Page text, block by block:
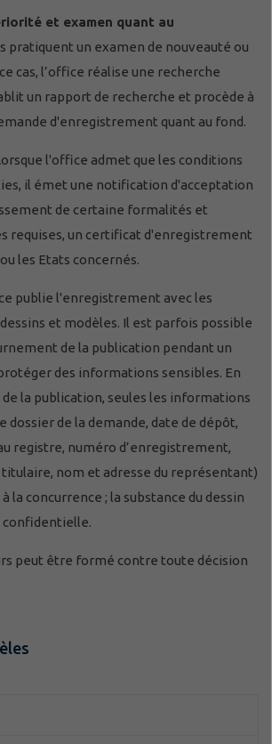
et examen quant au
pratiquent un examen de nouveauté ou
cas, l’office réalise une recherche
un rapport de recherche et procède à
d'enregistrement quant au fond.
l'office admet que les conditions
il émet une notification d'acceptation
de certaine formalités et
requises, un certificat d'enregistrement
les Etats concernés.
publie l'enregistrement avec les
et modèles. Il est parfois possible
de la publication pendant un
des informations sensibles. En
la publication, seules les informations
dossier de la demande, date de dépôt,
registre, numéro d’enregistrement,
titulaire, nom et adresse du représentant)
la concurrence ; la substance du dessin
confidentielle.
peut être formé contre toute décision